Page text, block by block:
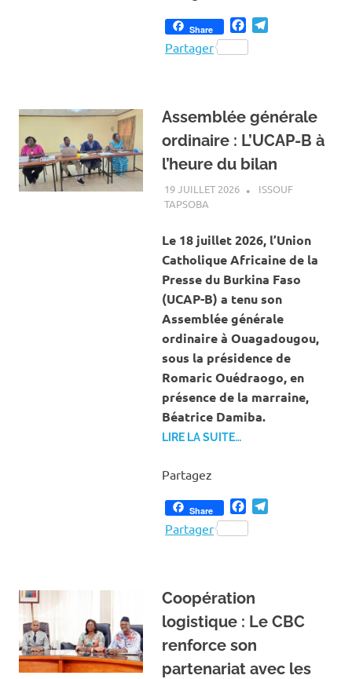
Share Facebook
Partager
Assemblée générale
ordinaire : L’UCAP-B à
l’heure du bilan
19 JUILLET 2026
ISSOUF
TAPSOBA
Le 18 juillet 2026, l’Union
Catholique Africaine de la
Presse du Burkina Faso
(UCAP-B) a tenu son
Assemblée générale
ordinaire à Ouagadougou,
sous la présidence de
Romaric Ouédraogo, en
présence de la marraine,
Béatrice Damiba.
LIRE LA SUITE…
Partagez
Share Facebook
Partager
Coopération
logistique : Le CBC
renforce son
partenariat avec les